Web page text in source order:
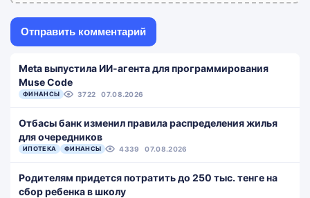
Meta выпустила ИИ-агента для программирования
Muse Code
ФИНАНСЫ 3722 07.08.2026
Отбасы банк изменил правила распределения жилья
для очередников
ИПОТЕКА ФИНАНСЫ 4339 07.08.2026
Родителям придется потратить до 250 тыс. тенге на
сбор ребенка в школу